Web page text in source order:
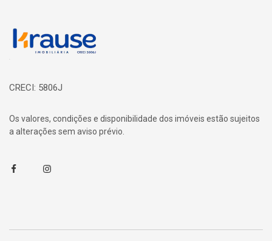
Página inicial
CRECI: 5806J
Os valores, condições e disponibilidade dos imóveis estão sujeitos
a alterações sem aviso prévio.
FacebookInstagram